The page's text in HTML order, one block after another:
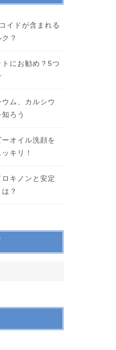
イドが含まれる
？
にお勧め？5つ
ム、カルシウ
ろう
オイル洗顔を
キリ！
キノンと安定
？